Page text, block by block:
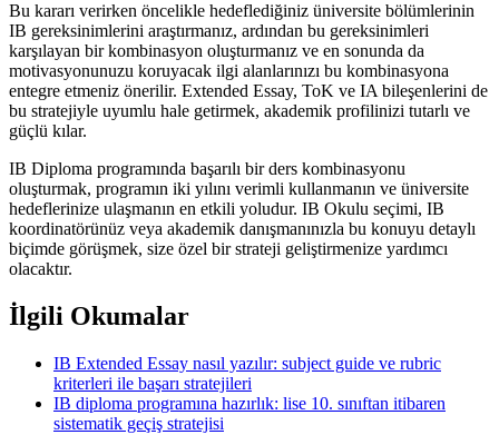
Bu kararı verirken öncelikle hedeflediğiniz üniversite bölümlerinin
IB gereksinimlerini araştırmanız, ardından bu gereksinimleri
karşılayan bir kombinasyon oluşturmanız ve en sonunda da
motivasyonunuzu koruyacak ilgi alanlarınızı bu kombinasyona
entegre etmeniz önerilir. Extended Essay, ToK ve IA bileşenlerini de
bu stratejiyle uyumlu hale getirmek, akademik profilinizi tutarlı ve
güçlü kılar.
IB Diploma programında başarılı bir ders kombinasyonu
oluşturmak, programın iki yılını verimli kullanmanın ve üniversite
hedeflerinize ulaşmanın en etkili yoludur. IB Okulu seçimi, IB
koordinatörünüz veya akademik danışmanınızla bu konuyu detaylı
biçimde görüşmek, size özel bir strateji geliştirmenize yardımcı
olacaktır.
İlgili Okumalar
IB Extended Essay nasıl yazılır: subject guide ve rubric
kriterleri ile başarı stratejileri
IB diploma programına hazırlık: lise 10. sınıftan itibaren
sistematik geçiş stratejisi